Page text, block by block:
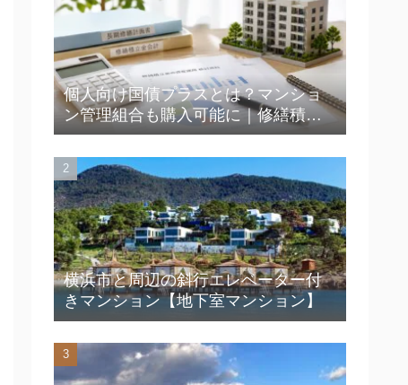
個人向け国債プラスとは？マンショ
ン管理組合も購入可能に｜修繕積立
金運用の新たな選択肢を解説
横浜市と周辺の斜行エレベーター付
きマンション【地下室マンション】